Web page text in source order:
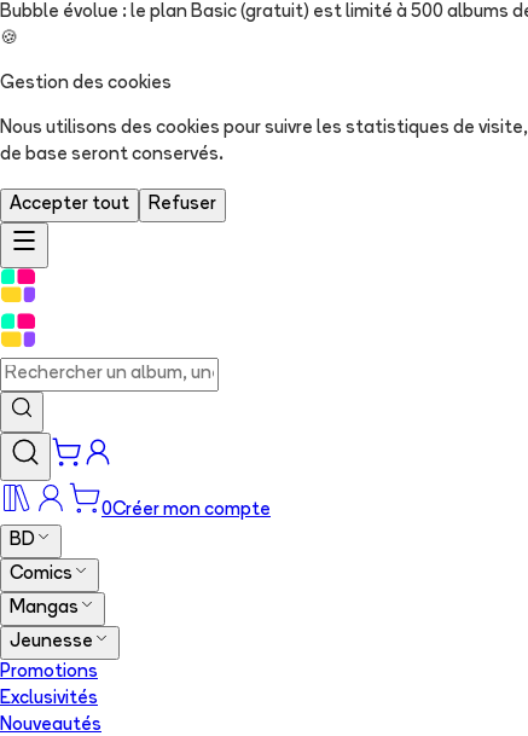
Bubble évolue : le plan Basic (gratuit) est limité à 500 albums
🍪
Gestion des cookies
Nous utilisons des cookies pour suivre les statistiques de
de base seront conservés.
Accepter tout Refuser
0Créer mon compte
BD
Comics
Mangas
Jeunesse
Promotions
Exclusivités
Nouveautés